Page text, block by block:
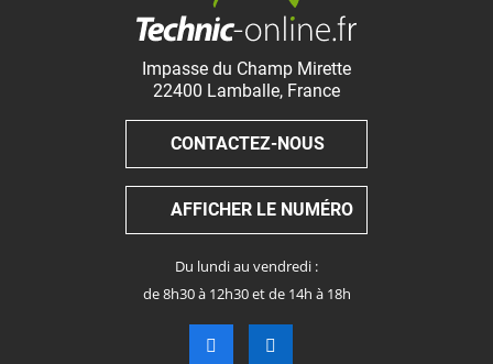
Impasse du Champ Mirette
22400 Lamballe, France
CONTACTEZ-NOUS
AFFICHER LE NUMÉRO
Du lundi au vendredi :
de 8h30 à 12h30 et de 14h à 18h